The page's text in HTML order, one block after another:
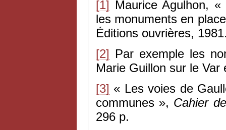
[1] Maurice Agulhon,
les monuments en
Éditions ouvrières,
[2] Par exemple les
Marie Guillon sur le Var
[3] « Les voies de
communes », Cahier
296 p.